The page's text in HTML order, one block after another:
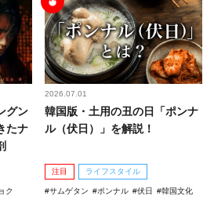
グン
たナ
ク
2026.07.01
韓国版・土用の丑の日「ポンナ
ル（伏日）」を解説！
注目 ライフスタイル
サムゲタン ポンナル 伏日 韓国文化